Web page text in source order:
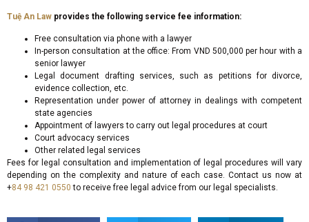
Tuệ An Law provides the following service fee information:
Free consultation via phone with a lawyer
In-person consultation at the office: From VND 500,000 per hour with a
senior lawyer
Legal document drafting services, such as petitions for divorce,
evidence collection, etc.
Representation under power of attorney in dealings with competent
state agencies
Appointment of lawyers to carry out legal procedures at court
Court advocacy services
Other related legal services
Fees for legal consultation and implementation of legal procedures will vary
depending on the complexity and nature of each case. Contact us now at
+84 98 421 0550 to receive free legal advice from our legal specialists.